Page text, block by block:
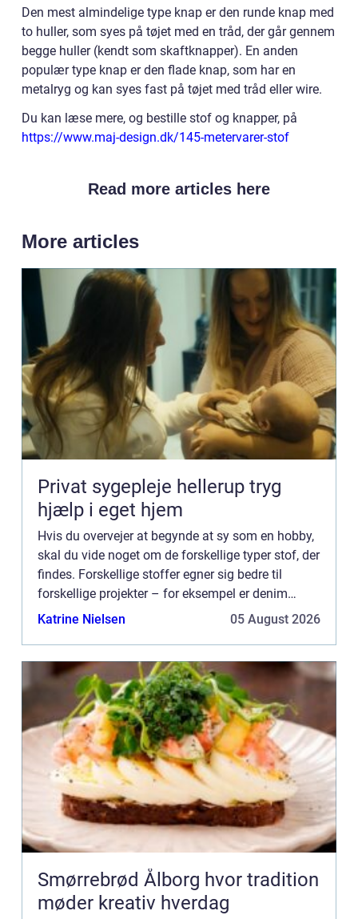
Den mest almindelige type knap er den runde knap med
to huller, som syes på tøjet med en tråd, der går gennem
begge huller (kendt som skaftknapper). En anden
populær type knap er den flade knap, som har en
metalryg og kan syes fast på tøjet med tråd eller wire.
Du kan læse mere, og bestille stof og knapper, på
https://www.maj-design.dk/145-metervarer-stof
Read more articles here
More articles
Privat sygepleje hellerup tryg
hjælp i eget hjem
Hvis du overvejer at begynde at sy som en hobby,
skal du vide noget om de forskellige typer stof, der
findes. Forskellige stoffer egner sig bedre til
forskellige projekter – for eksempel er denim
perfekt til at lave jeans, mens bomuldsjersey er...
Katrine Nielsen 05 August 2026
Smørrebrød Ålborg hvor tradition
møder kreativ hverdag